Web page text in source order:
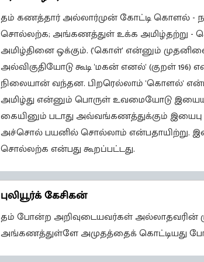
தம் கணத்தார் அல்லார்முன் கோட்டி கொளல் -
சொல்லற்க; அங்கணத்துள் உக்க அமிழ்தற்று -
அமிழ்தினை ஒக்கும். ('கொள்' என்னும்
அல்விகுதியோடு கூடி 'மகன் எனல்' (குறள்
நிலையான் வந்தன. பிறரெல்லாம் 'கொளல்'
அமிழ்து என்னும் பொருள் உவமையோடு
கையினும் படாது அவ்வங்கணத்துக்கும்
அச்சொல் பயனில் சொல்லாம் என்பதாயிற்று.
சொல்லற்க என்பது கூறப்பட்டது.
புலியூர்க் கேசிகன்
தம் போன்ற அறிவுடையவர்கள் அல்லாதவரின்
அங்கணத்துள்ளே அமுதத்தைக் கொட்டியது